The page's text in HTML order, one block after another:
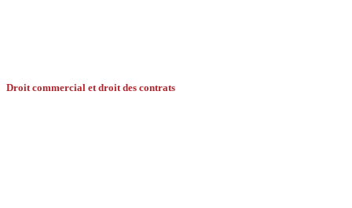
Droit commercial et droit des contrats